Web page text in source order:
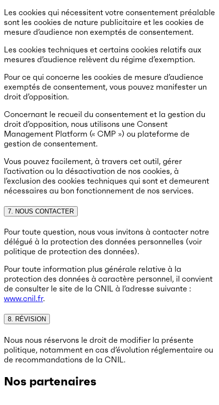
Les cookies qui nécessitent votre consentement préalable
sont les cookies de nature publicitaire et les cookies de
mesure d’audience non exemptés de consentement.
Les cookies techniques et certains cookies relatifs aux
mesures d’audience relèvent du régime d’exemption.
Pour ce qui concerne les cookies de mesure d’audience
exemptés de consentement, vous pouvez manifester un
droit d’opposition.
Concernant le recueil du consentement et la gestion du
droit d’opposition, nous utilisons une Consent
Management Platform (« CMP ») ou plateforme de
gestion de consentement.
Vous pouvez facilement, à travers cet outil, gérer
l’activation ou la désactivation de nos cookies, à
l’exclusion des cookies techniques qui sont et demeurent
nécessaires au bon fonctionnement de nos services.
7. NOUS CONTACTER
Pour toute question, nous vous invitons à contacter notre
délégué à la protection des données personnelles (voir
politique de protection des données).
Pour toute information plus générale relative à la
protection des données à caractère personnel, il convient
de consulter le site de la CNIL à l’adresse suivante :
www.cnil.fr.
8. RÉVISION
Nous nous réservons le droit de modifier la présente
politique, notamment en cas d’évolution réglementaire ou
de recommandations de la CNIL.
Nos partenaires